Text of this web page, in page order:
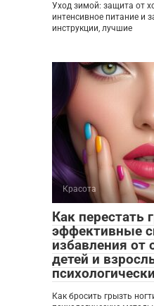
Уход зимой: защита от
интенсивное питание и
инструкции, лучшие
Красота
Как перестать
эффективные
избавления от
детей и
Как бросить грызть